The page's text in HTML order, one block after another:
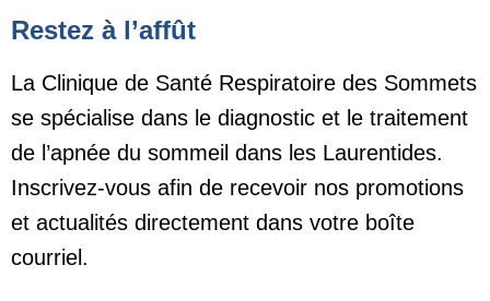
Restez à l’affût
La Clinique de Santé Respiratoire des Sommets
se spécialise dans le diagnostic et le traitement
de l’apnée du sommeil dans les Laurentides.
Inscrivez-vous afin de recevoir nos promotions
et actualités directement dans votre boîte
courriel.